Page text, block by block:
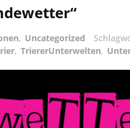
, Uncategorized
, TriererUnterwelten,